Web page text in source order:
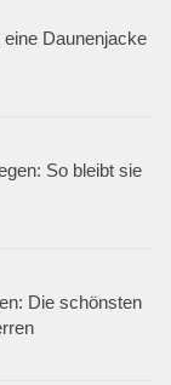
Daunenjacke
So bleibt sie
Die schönsten